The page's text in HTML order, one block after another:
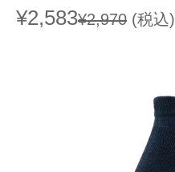
¥2,583¥2,970 (税込)